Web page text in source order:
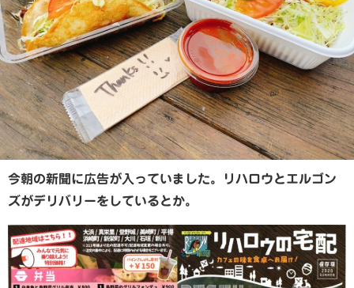
今朝の新聞に広告が入っていました。リハロウとエルゴン
ズがデリバリーをしているとか。